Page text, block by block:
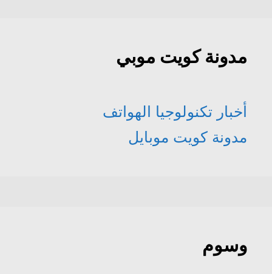
مدونة كويت موبي
أخبار تكنولوجيا الهواتف
مدونة كويت موبايل
وسوم